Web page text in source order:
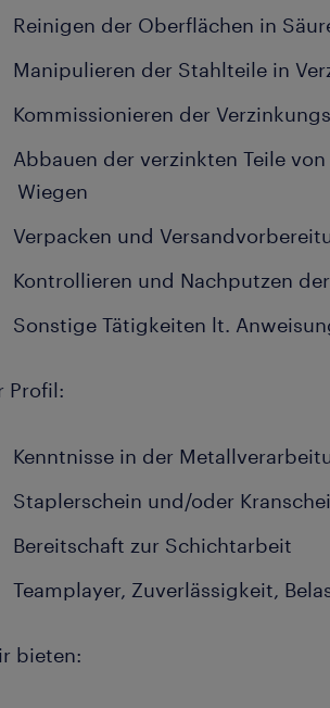
Reinigen der Oberflächen in
Manipulieren der Stahlteile in
Kommissionieren der
Abbauen der verzinkten Teile
Wiegen
Verpacken und
Kontrollieren und Nachputzen
Sonstige Tätigkeiten lt.
Profil:
Kenntnisse in der
Staplerschein und/oder
Bereitschaft zur Schichtarbeit
Teamplayer, Zuverlässigkeit,
bieten: